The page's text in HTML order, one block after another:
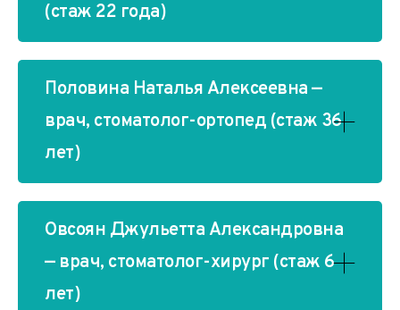
(стаж 22 года)
Половина Наталья Алексеевна —
врач, стоматолог-ортопед (стаж 36
лет)
Овсоян Джульетта Александровна
— врач, стоматолог-хирург (стаж 6
лет)